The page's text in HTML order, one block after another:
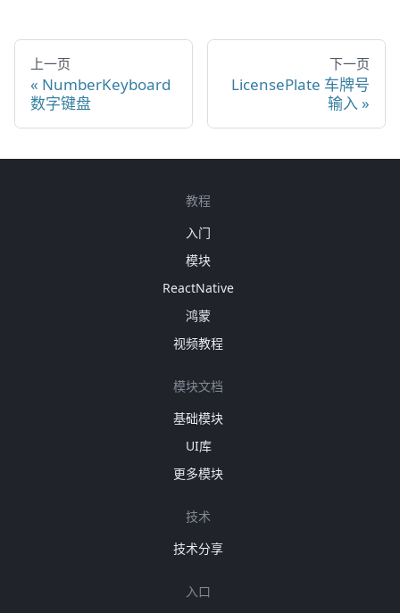
上一页
NumberKeyboard
数字键盘
下一页
LicensePlate 车牌号
输入
教程
入门
模块
ReactNative
鸿蒙
视频教程
模块文档
基础模块
UI库
更多模块
技术
技术分享
入口